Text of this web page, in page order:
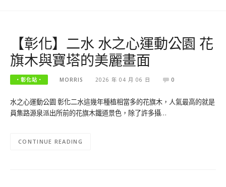
【彰化】二水 水之心運動公園 花
旗木與寶塔的美麗畫面
‧彰化站‧ MORRIS 2026 年 04 月 06 日 0
水之心運動公園 彰化二水這幾年種植相當多的花旗木，人氣最高的就是
員集路源泉派出所前的花旗木鐵道景色，除了許多攝…
CONTINUE READING